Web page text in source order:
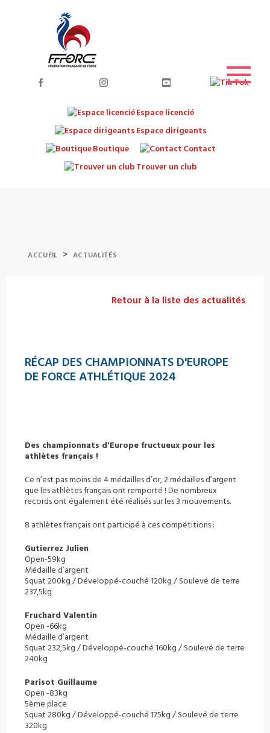
Espace licencié
Espace dirigeants
Boutique
Contact
Trouver un club
ACCUEIL > ACTUALITÉS
Retour à la liste des actualités
RÉCAP DES CHAMPIONNATS D'EUROPE
DE FORCE ATHLÉTIQUE 2024
Des championnats d'Europe fructueux pour les
athlètes français !
Ce n’est pas moins de 4 médailles d’or, 2 médailles d’argent
que les athlètes français ont remporté ! De nombreux
records ont également été réalisés sur les 3 mouvements.
8 athlètes français ont participé à ces compétitions :
Gutierrez Julien
Open-59kg
Médaille d’argent
Squat 200kg / Développé-couché 120kg / Soulevé de terre
237,5kg
Fruchard Valentin
Open -66kg
Médaille d’argent
Squat 232,5kg / Développé-couché 160kg / Soulevé de terre
240kg
Parisot Guillaume
Open -83kg
5ème place
Squat 280kg / Développé-couché 175kg / Soulevé de terre
320kg